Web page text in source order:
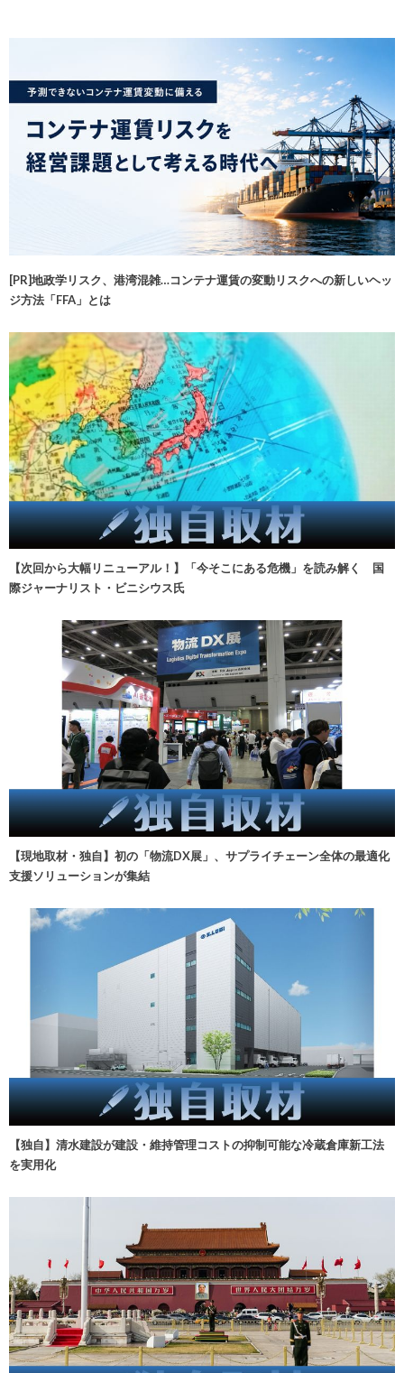
[PR]地政学リスク、港湾混雑…コンテナ運賃の変動リスクへの新しいヘッ
ジ方法「FFA」とは
【次回から大幅リニューアル！】「今そこにある危機」を読み解く 国
際ジャーナリスト・ビニシウス氏
【現地取材・独自】初の「物流DX展」、サプライチェーン全体の最適化
支援ソリューションが集結
【独自】清水建設が建設・維持管理コストの抑制可能な冷蔵倉庫新工法
を実用化